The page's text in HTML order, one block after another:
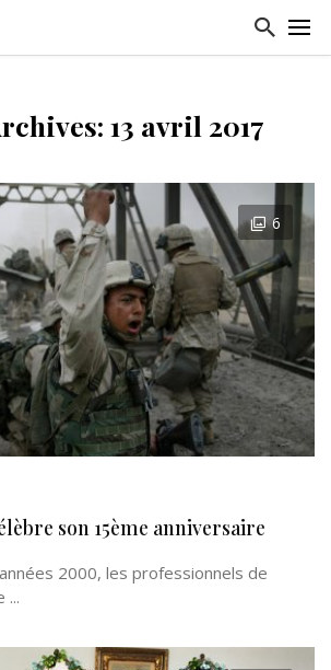
13 avril 2017
6
son 15ème anniversaire
2000, les professionnels de
...